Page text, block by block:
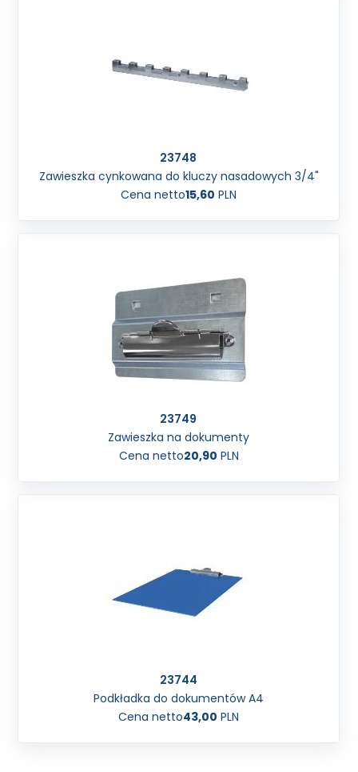
23748
Zawieszka cynkowana do kluczy nasadowych 3/4"
Cena netto15,60 PLN
23749
Zawieszka na dokumenty
Cena netto20,90 PLN
23744
Podkładka do dokumentów A4
Cena netto43,00 PLN